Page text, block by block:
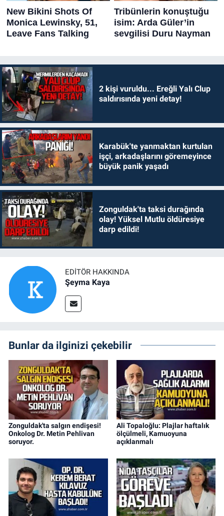
2 kişi vuruldu... Ereğli Yalı Clup
saldırısında yeni detay!
Karabük'te yanmaktan kurtulan
işçi, arkadaşlarını göremeyince
büyük panik yaşadı
Zonguldak'ta taksi durağında
olay! Yüksel Mutlu öldüresiye
darp edildi!
EDITÖR HAKKINDA
Şeyma Kaya
Bunlar da ilginizi çekebilir
Zonguldak'ta salgın endişesi!
Onkolog Dr. Metin Pehlivan
soruyor.
Ali Topaloğlu: Plajlar haftalık
ölçülmeli, Kamuoyuna
açıklanmalı